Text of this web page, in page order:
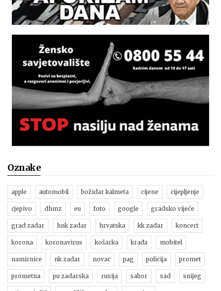
Oznake
apple automobil božidar kalmeta cijene cijepljenje
cjepivo dhmz eu foto google gradsko vijeće
grad zadar hnk zadar hrvatska kk zadar koncert
korona koronavirus košarka krađa mobitel
namirnice nk zadar novac pag policija promet
prometna pu zadarska rusija sabor sad snijeg